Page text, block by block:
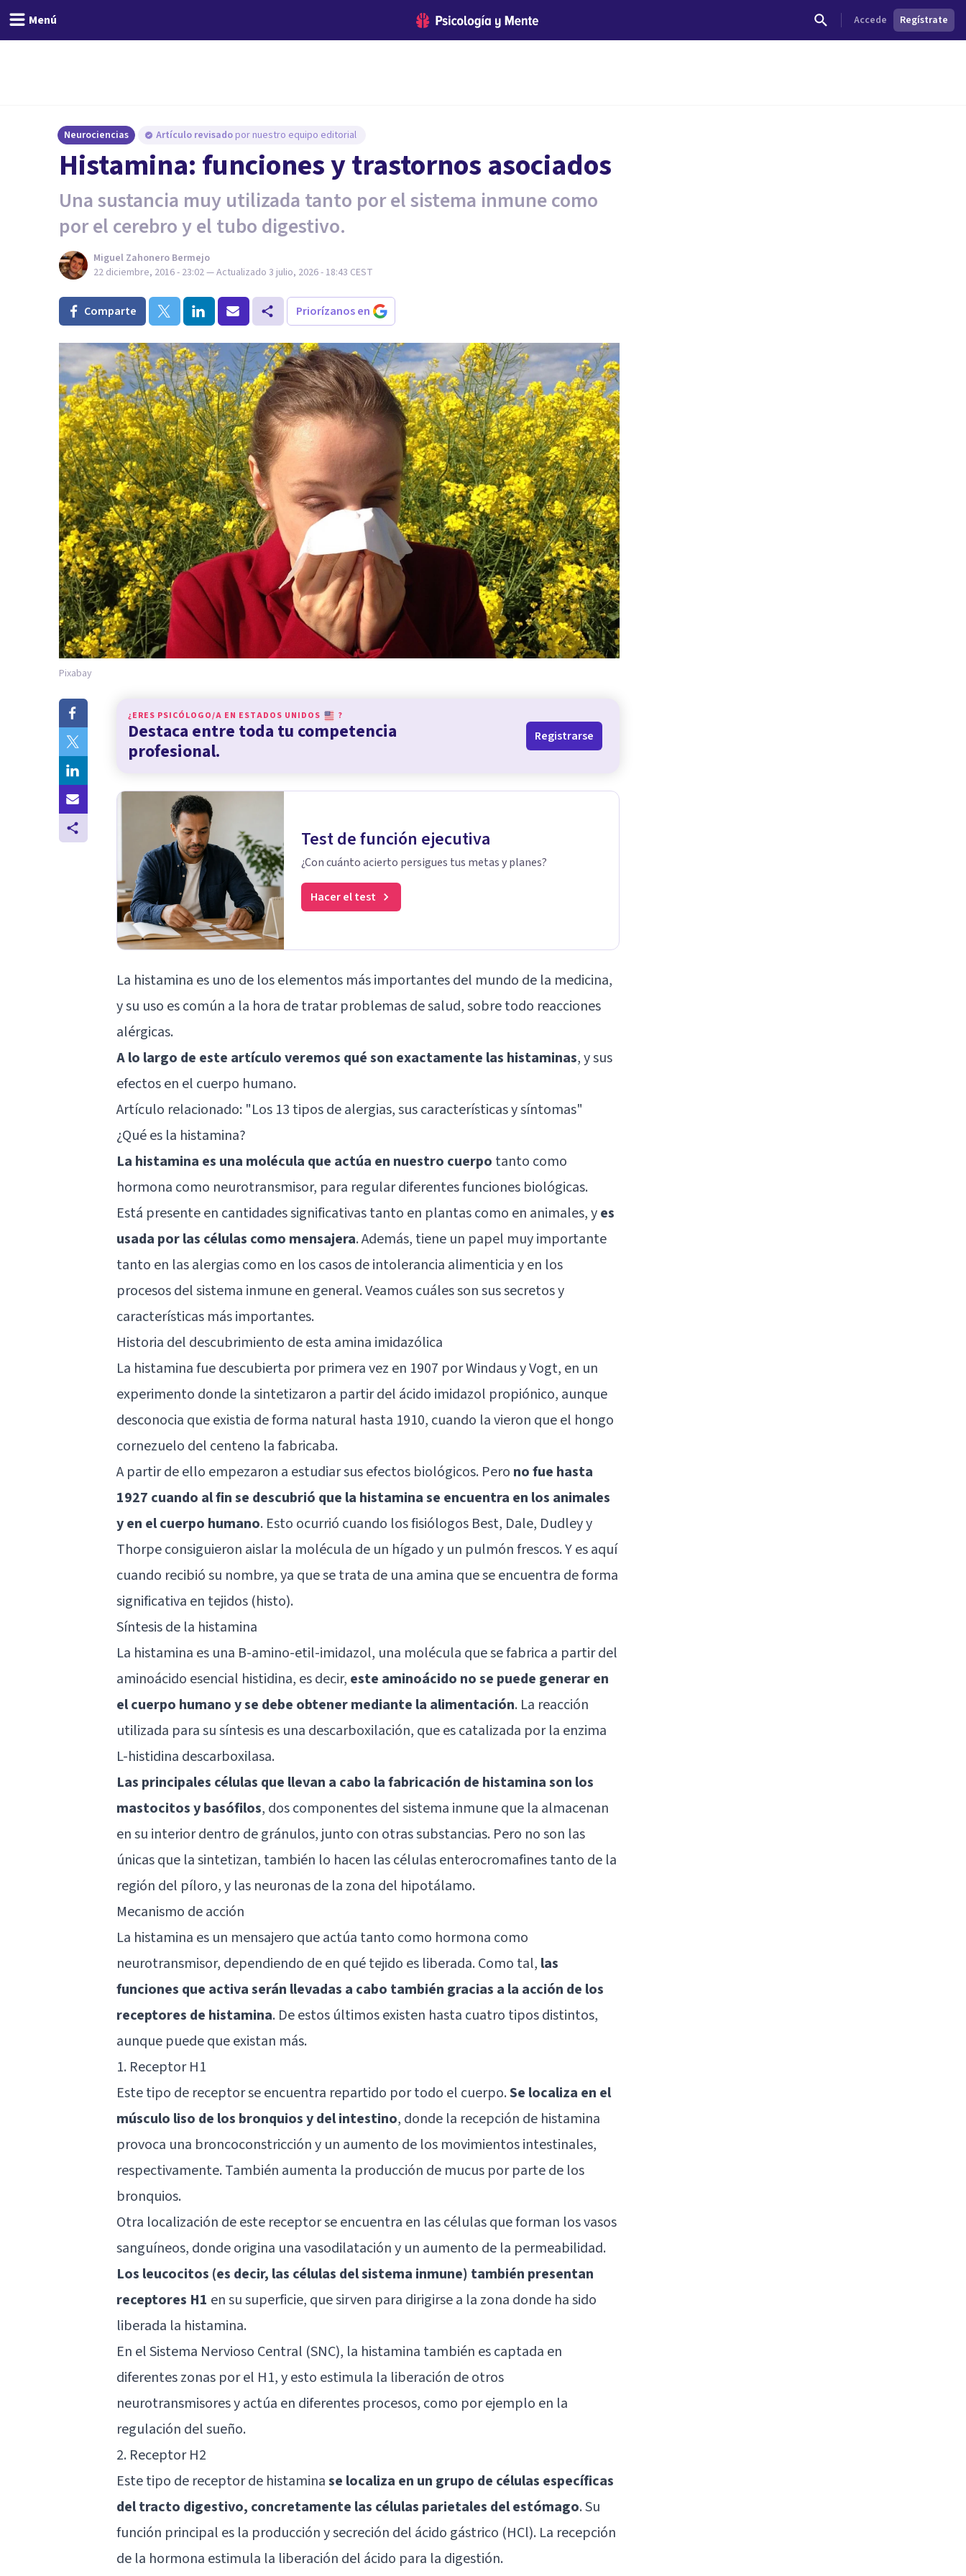
Menú Accede Regístrate
Neurociencias Artículo revisado por nuestro equipo editorial
​Histamina: funciones y trastornos asociados
Una sustancia muy utilizada tanto por el sistema inmune como
por el cerebro y el tubo digestivo.
Miguel Zahonero Bermejo
22 diciembre, 2016 - 23:02— Actualizado 3 julio, 2026 - 18:43 CEST
Comparte Priorízanos en
Pixabay
¿ERES PSICÓLOGO/A EN ESTADOS UNIDOS ?
Destaca entre toda tu competencia
profesional.
Registrarse
Test de función ejecutiva
¿Con cuánto acierto persigues tus metas y planes?
Hacer el test
La histamina es uno de los elementos más importantes del mundo de la medicina,
y su uso es común a la hora de tratar problemas de salud, sobre todo reacciones
alérgicas.
A lo largo de este artículo veremos qué son exactamente las histaminas, y sus
efectos en el cuerpo humano.
Artículo relacionado: "Los 13 tipos de alergias, sus características y síntomas"
¿Qué es la histamina?
La histamina es una molécula que actúa en nuestro cuerpo tanto como
hormona como neurotransmisor, para regular diferentes funciones biológicas.
Está presente en cantidades significativas tanto en plantas como en animales, yes
usada por las células como mensajera. Además, tiene un papel muy importante
tanto en las alergias como en los casos de intolerancia alimenticia y en los
procesos del sistema inmune en general. Veamos cuáles son sus secretos y
características más importantes.
Historia del descubrimiento de esta amina imidazólica
La histamina fue descubierta por primera vez en 1907 por Windaus y Vogt, en un
experimento donde la sintetizaron a partir del ácido imidazol propiónico, aunque
desconocia que existia de forma natural hasta 1910, cuando la vieron que el hongo
cornezuelo del centeno la fabricaba.
A partir de ello empezaron a estudiar sus efectos biológicos. Pero no fue hasta
1927 cuando al fin se descubrió que la histamina se encuentra en los animales
y en el cuerpo humano. Esto ocurrió cuando los fisiólogos Best, Dale, Dudley y
Thorpe consiguieron aislar la molécula de un hígado y un pulmón frescos. Y es aquí
cuando recibió su nombre, ya que se trata de una amina que se encuentra de forma
significativa en tejidos (histo).
Síntesis de la histamina
La histamina es una B-amino-etil-imidazol, una molécula que se fabrica a partir del
aminoácido esencial histidina, es decir, este aminoácido no se puede generar en
el cuerpo humano y se debe obtener mediante la alimentación. La reacción
utilizada para su síntesis es una descarboxilación, que es catalizada por la enzima
L-histidina descarboxilasa.
Las principales células que llevan a cabo la fabricación de histamina son los
mastocitos y basófilos, dos componentes del sistema inmune que la almacenan
en su interior dentro de gránulos, junto con otras substancias. Pero no son las
únicas que la sintetizan, también lo hacen las células enterocromafines tanto de la
región del píloro, y las neuronas de la zona del hipotálamo.
Mecanismo de acción
La histamina es un mensajero que actúa tanto como hormona como
neurotransmisor, dependiendo de en qué tejido es liberada. Como tal, las
funciones que activa serán llevadas a cabo también gracias a la acción de los
receptores de histamina. De estos últimos existen hasta cuatro tipos distintos,
aunque puede que existan más.
1. Receptor H1
Este tipo de receptor se encuentra repartido por todo el cuerpo.Se localiza en el
músculo liso de los bronquios y del intestino, donde la recepción de histamina
provoca una broncoconstricción y un aumento de los movimientos intestinales,
respectivamente. También aumenta la producción de mucus por parte de los
bronquios.
Otra localización de este receptor se encuentra en las células que forman los vasos
sanguíneos, donde origina una vasodilatación y un aumento de la permeabilidad.
Los leucocitos (es decir, las células del sistema inmune) también presentan
receptores H1 en su superficie, que sirven para dirigirse a la zona donde ha sido
liberada la histamina.
En el Sistema Nervioso Central (SNC), la histamina también es captada en
diferentes zonas por el H1, y esto estimula la liberación de otros
neurotransmisores y actúa en diferentes procesos, como por ejemplo en la
regulación del sueño.
2. Receptor H2
Este tipo de receptor de histaminase localiza en un grupo de células específicas
del tracto digestivo, concretamente las células parietales del estómago. Su
función principal es la producción y secreción del ácido gástrico (HCl). La recepción
de la hormona estimula la liberación del ácido para la digestión.